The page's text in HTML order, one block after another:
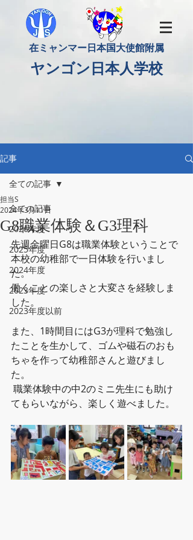
​在ミャンマー日本国大使館附属
​ヤンゴン日本人学校
記事
全ての記事
2026年度
2025年度
2024年度
2023年度
2023年度以前
全ての記事
G8職業体験＆G3理科
担当S
2024年3月11日
先週金曜日G8は職業体験ということで
本校の幼稚部で一日体験を行いまし
た。
働くことの楽しさと大変さを経験しま
した。
また、1時間目にはG3が理科で勉強し
たことを生かして、ゴムや磁石のおも
ちゃを作って幼稚部さんと遊びまし
た。
てもらいながら、楽しく遊べました。